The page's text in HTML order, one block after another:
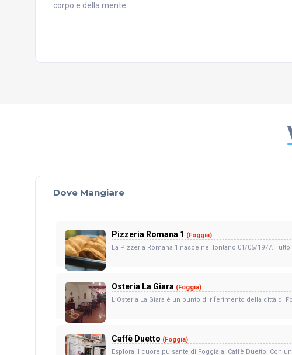
corpo e della mente.
Dove Mangiare
Pizzeria Romana 1 (Foggia)
La Pizzeria Romana 1 nasce nel lontano 01/05/1977.
Osteria La Giara (Foggia)
L’Osteria La Giara è un punto di riferimento della città di
Caffè Duetto (Foggia)
Esplora il cuore pulsante di Foggia al Caffè Duetto! Con